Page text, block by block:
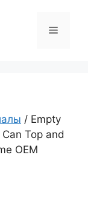
Меню
/ Empty
Top and
OEM